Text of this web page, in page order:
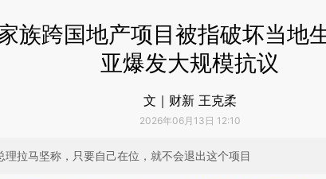
族跨国地产项目被指破坏当地
亚爆发大规模抗议
文｜财新 王克柔
2026年06月13日 12:10
理拉马坚称，只要自己在位，就不会退出这个项目